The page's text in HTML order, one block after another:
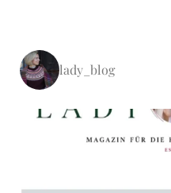
lady_blog